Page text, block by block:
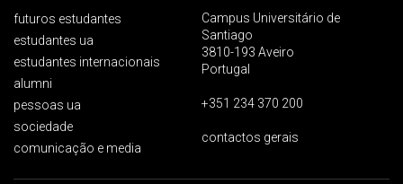
futuros estudantes
estudantes ua
estudantes internacionais
alumni
pessoas ua
sociedade
comunicação e media
Campus Universitário de
Santiago
3810-193 Aveiro
Portugal
+351 234 370 200
contactos gerais